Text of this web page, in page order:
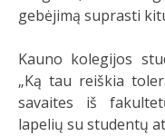
gebėjimą suprasti
Kauno kolegijos
„Ką tau reiškia
savaites iš
lapelių su studentų